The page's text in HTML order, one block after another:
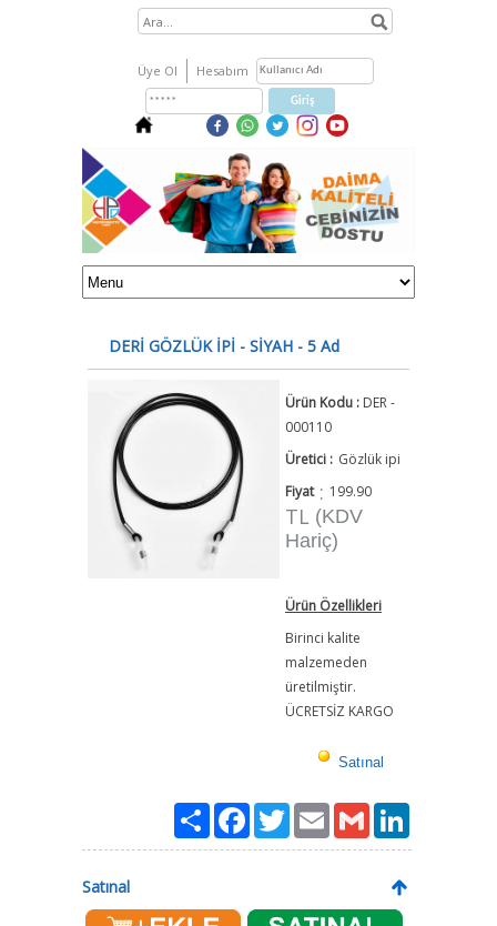
Üye Ol Hesabım
DERİ GÖZLÜK İPİ - SİYAH - 5 Ad
Ürün Kodu : DER -
000110
Üretici : Gözlük ipi
Fiyat: 199.90
TL (KDV
Hariç)
Ürün Özellikleri
Birinci kalite
malzemeden
üretilmiştir.
ÜCRETSİZ KARGO
Satınal
PaylaşFacebook
Twitter
EmailGmail
Satınal